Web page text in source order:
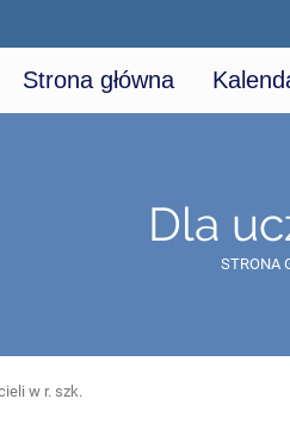
Strona główna
Dla
STRONA
w r. szk.